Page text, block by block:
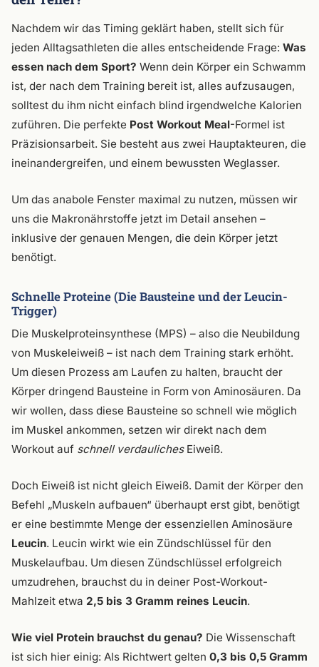
Nachdem wir das Timing geklärt haben, stellt sich für
jeden Alltagsathleten die alles entscheidende Frage: Was
essen nach dem Sport? Wenn dein Körper ein Schwamm
ist, der nach dem Training bereit ist, alles aufzusaugen,
solltest du ihm nicht einfach blind irgendwelche Kalorien
zuführen. Die perfekte Post Workout Meal-Formel ist
Präzisionsarbeit. Sie besteht aus zwei Hauptakteuren, die
ineinandergreifen, und einem bewussten Weglasser.
Um das anabole Fenster maximal zu nutzen, müssen wir
uns die Makronährstoffe jetzt im Detail ansehen –
inklusive der genauen Mengen, die dein Körper jetzt
benötigt.
Schnelle Proteine (Die Bausteine und der Leucin-
Trigger)
Die Muskelproteinsynthese (MPS) – also die Neubildung
von Muskeleiweiß – ist nach dem Training stark erhöht.
Um diesen Prozess am Laufen zu halten, braucht der
Körper dringend Bausteine in Form von Aminosäuren. Da
wir wollen, dass diese Bausteine so schnell wie möglich
im Muskel ankommen, setzen wir direkt nach dem
Workout auf schnell verdaulichesEiweiß.
Doch Eiweiß ist nicht gleich Eiweiß. Damit der Körper den
Befehl „Muskeln aufbauen“ überhaupt erst gibt, benötigt
er eine bestimmte Menge der essenziellen Aminosäure
Leucin. Leucin wirkt wie ein Zündschlüssel für den
Muskelaufbau. Um diesen Zündschlüssel erfolgreich
umzudrehen, brauchst du in deiner Post-Workout-
Mahlzeit etwa 2,5 bis 3 Gramm reines Leucin.
Wie viel Protein brauchst du genau? Die Wissenschaft
ist sich hier einig: Als Richtwert gelten 0,3 bis 0,5 Gramm